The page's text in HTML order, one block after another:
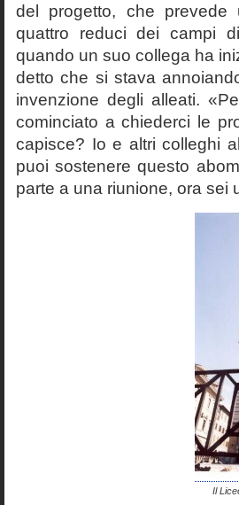
del progetto, che
quattro reduci dei campi
quando un suo collega ha
detto che si stava
invenzione degli alleati.
cominciato a chiederci le
capisce? Io e altri colleghi
puoi sostenere questo
parte a una riunione, ora sei
Il